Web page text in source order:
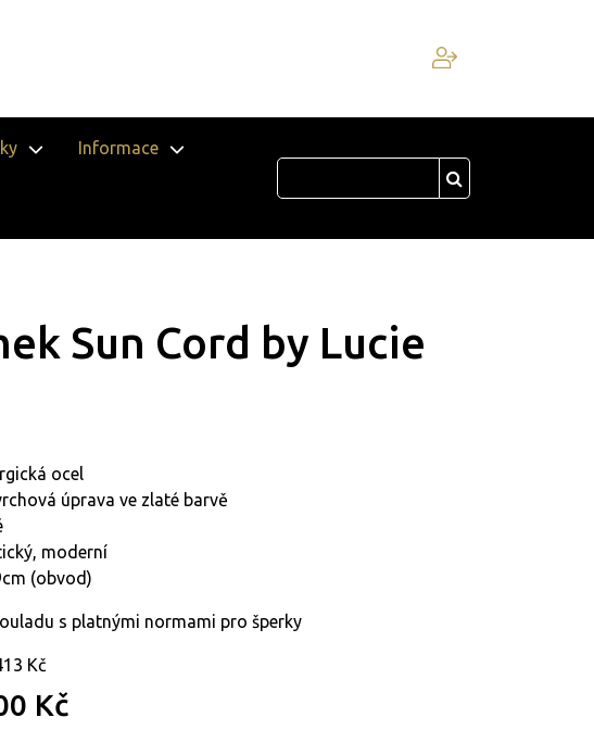
Informace
Sun Cord by Lucie
ocel
úprava ve zlaté barvě
moderní
(obvod)
s platnými normami pro šperky
Kč
Kč